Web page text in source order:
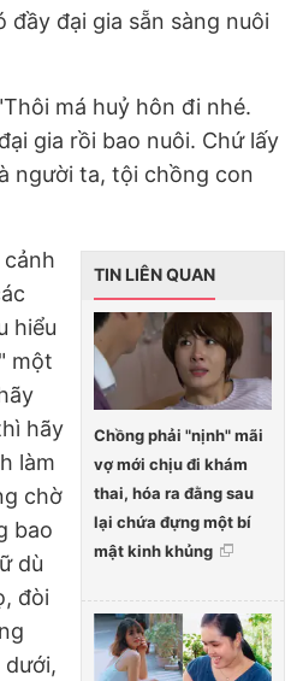
đại gia sẵn sàng nuôi
má huỷ hôn đi nhé.
gia rồi bao nuôi. Chứ lấy
người ta, tội chồng con
TIN LIÊN QUAN
Chồng phải "nịnh" mãi
vợ mới chịu đi khám
thai, hóa ra đằng sau
lại chứa đựng một bí
mật kinh khủng
cảnh
hiểu
một
hãy
làm
chờ
bao
dù
đòi